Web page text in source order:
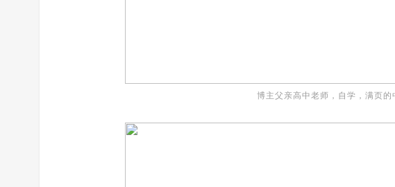
博主父亲高中老师，自学，满页的